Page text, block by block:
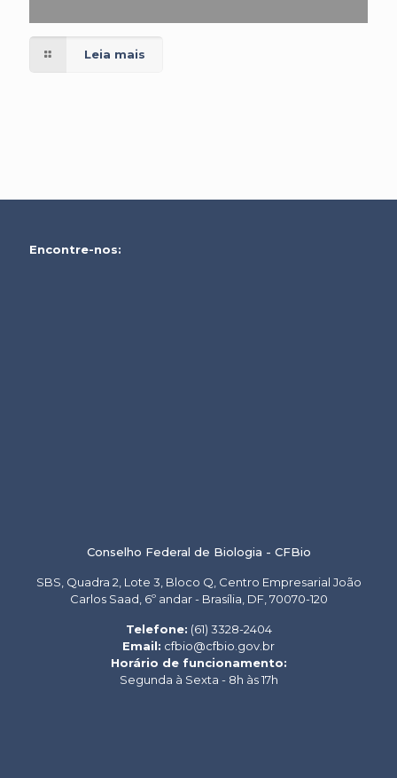
Leia mais
Encontre-nos:
Conselho Federal de Biologia - CFBio
SBS, Quadra 2, Lote 3, Bloco Q, Centro Empresarial João
Carlos Saad, 6º andar - Brasília, DF, 70070-120
Telefone: (61) 3328-2404
Email: cfbio@cfbio.gov.br
Horário de funcionamento:
Segunda à Sexta - 8h às 17h